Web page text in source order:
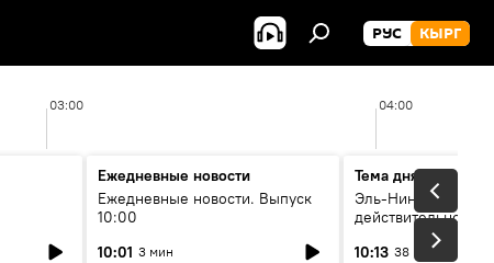
РУС КЫРГ
03:00 04:00
Ежедневные новости
Ежедневные новости. Выпуск
10:00
10:01 3 мин
Тема дня
Эль-Ниньо, жара и
действительно
погоду в
10:13 38 мин